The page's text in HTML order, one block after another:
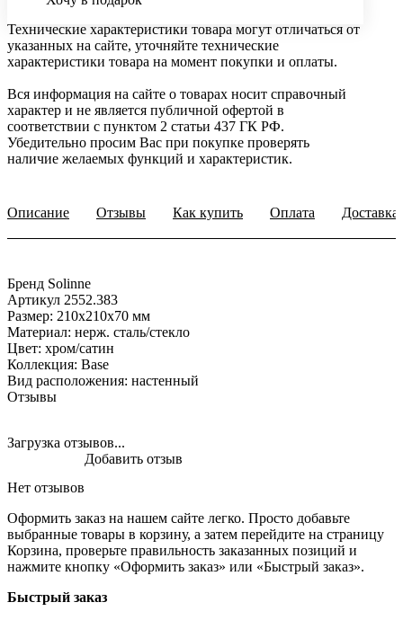
Технические характеристики товара могут отличаться от
указанных на сайте, уточняйте технические
характеристики товара на момент покупки и оплаты.
Вся информация на сайте о товарах носит справочный
характер и не является публичной офертой в
соответствии с пунктом 2 статьи 437 ГК РФ.
Убедительно просим Вас при покупке проверять
наличие желаемых функций и характеристик.
Описание Отзывы Как купить Оплата Доставка
Бренд Solinne
Артикул 2552.383
Размер: 210x210x70 мм
Материал: нерж. сталь/стекло
Цвет: хром/сатин
Коллекция: Base
Вид расположения: настенный
Отзывы
Загрузка отзывов...
Нет отзывов
Добавить отзыв
Оформить заказ на нашем сайте легко. Просто добавьте
выбранные товары в корзину, а затем перейдите на страницу
Корзина, проверьте правильность заказанных позиций и
нажмите кнопку «Оформить заказ» или «Быстрый заказ».
Быстрый заказ